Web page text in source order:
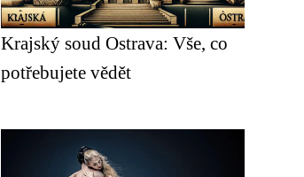
Krajský soud Ostrava: Vše, co
potřebujete vědět